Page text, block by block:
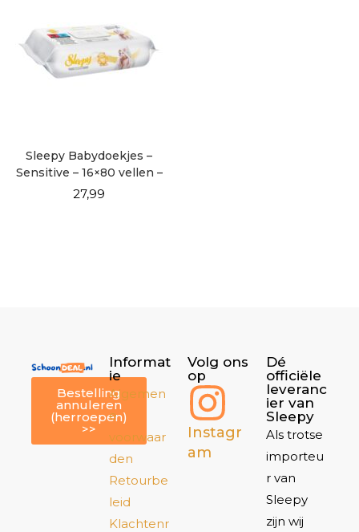
Sleepy Babydoekjes –
Sensitive – 16×80 vellen –
Voordeel Verpakking
27,99
Bestelling
annuleren
(herroepen)
>>
Informat
ie
Algemen
e
voorwaar
den
Retourbe
leid
Klachtenr
Volg ons
op
Instagr
am
Dé
officiële
leveranc
ier van
Sleepy
Als trotse
importeu
r van
Sleepy
zijn wij